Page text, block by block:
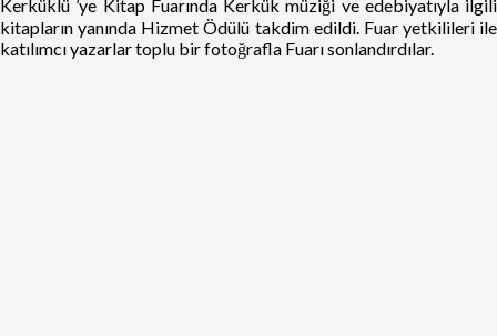
Kerküklü ’ye Kitap Fuarında Kerkük müziği ve edebiyatıyla ilgili
kitapların yanında Hizmet Ödülü takdim edildi. Fuar yetkilileri ile
katılımcı yazarlar toplu bir fotoğrafla Fuarı sonlandırdılar.